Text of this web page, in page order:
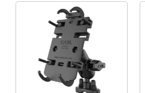
FORDONSTYP
Motorcycle